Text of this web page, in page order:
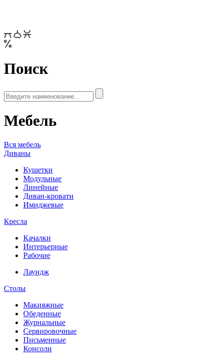
Поиск
Мебель
Вся мебель
Диваны
Кушетки
Модульные
Линейные
Диван-кровати
Имиджевые
Кресла
Качалки
Интерьерные
Рабочие
Лаундж
Столы
Макияжные
Обеденные
Журнальные
Сервировочные
Письменные
Консоли